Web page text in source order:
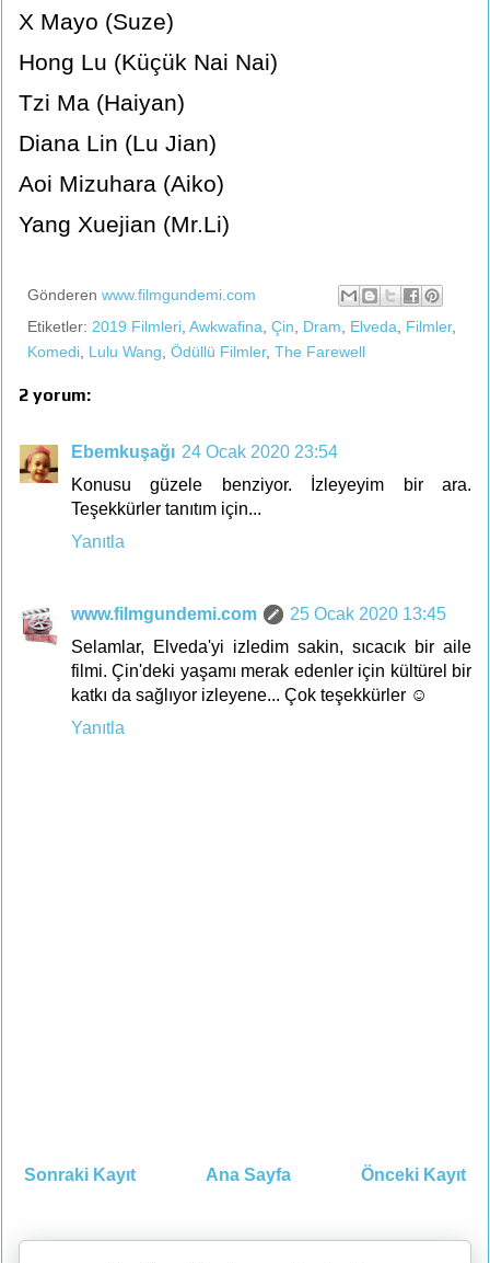
X Mayo (Suze)
Hong Lu (Küçük Nai Nai)
Tzi Ma (Haiyan)
Diana Lin (Lu Jian)
Aoi Mizuhara (Aiko)
Yang Xuejian (Mr.Li)
Gönderen www.filmgundemi.com
Etiketler: 2019 Filmleri Awkwafina Çin Dram Elveda Filmler,
Komedi Lulu Wang Ödüllü Filmler, The Farewell
2 yorum:
Ebemkuşağı 24 Ocak 2020 23:54
Konusu güzele benziyor. İzleyeyim bir ara.
Teşekkürler tanıtım için...
Yanıtla
www.filmgundemi.com
25 Ocak 2020 13:45
Selamlar, Elveda'yi izledim sakin, sıcacık bir aile
filmi. Çin'deki yaşamı merak edenler için kültürel bir
katkı da sağlıyor izleyene... Çok teşekkürler ☺
Yanıtla
Sonraki Kayıt Önceki Kayıt
Ana Sayfa